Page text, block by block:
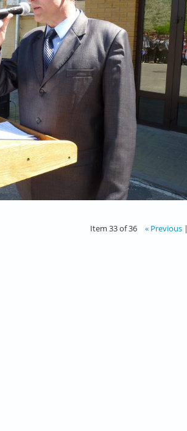
Item 33 of 36 « Previous|